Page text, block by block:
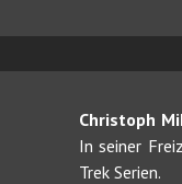
Christoph
In seiner
Trek Serien.